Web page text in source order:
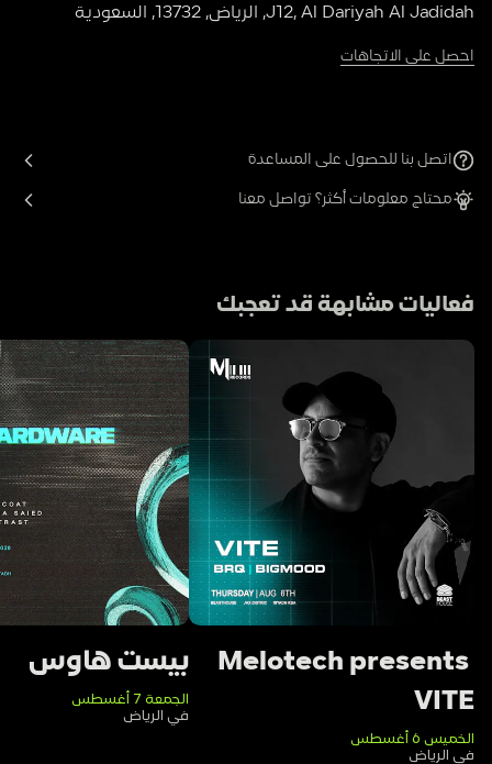
J12, Al Dariyah Al Jadidah, الرياض, 13732, السعودية
احصل على الاتجاهات
اتصل بنا للحصول على المساعدة
محتاج معلومات أكثر؟ تواصل معنا
فعاليات مشابهة قد تعجبك
Melotech presents
VITE
الخميس 6 أغسطس
في الرياض
بيست هاوس
الجمعة 7 أغسطس
في الرياض